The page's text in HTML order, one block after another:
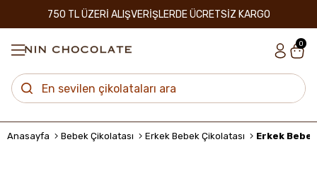
750 TL ÜZERİ ALIŞVERİŞLERDE ÜCRETSİZ KARGO
0
Anasayfa Bebek Çikolatası Erkek Bebek Çikolatası